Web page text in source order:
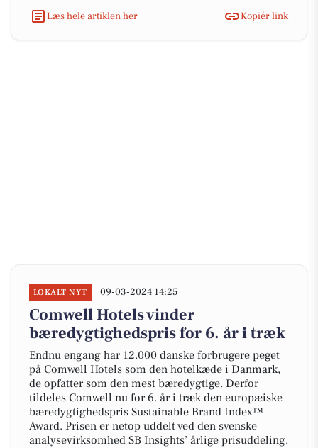
Læs hele artiklen her
Kopiér link
LOKALT NYT 09-03-2024 14:25
Comwell Hotels vinder
bæredygtighedspris for 6. år i træk
Endnu engang har 12.000 danske forbrugere peget
på Comwell Hotels som den hotelkæde i Danmark,
de opfatter som den mest bæredygtige. Derfor
tildeles Comwell nu for 6. år i træk den europæiske
bæredygtighedspris Sustainable Brand Index™
Award. Prisen er netop uddelt ved den svenske
analysevirksomhed SB Insights’ årlige prisuddeling.